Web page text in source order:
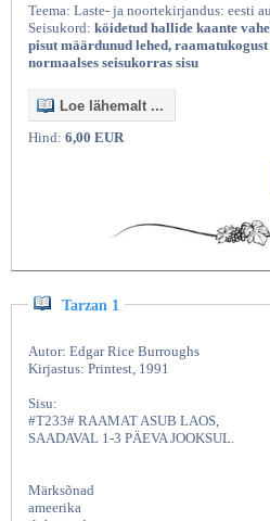
Teema: Laste- ja noortekirjandus: eesti
Seisukord: köidetud hallide kaante
pisut määrdunud lehed,
normaalses seisukorras sisu
Loe lähemalt ...
Hind: 6,00 EUR
Tarzan 1
Autor: Edgar Rice Burroughs
Kirjastus: Printest, 1991
Sisu:
#T233# RAAMAT ASUB LAOS,
SAADAVAL 1-3 PÄEVA JOOKSUL.
Märksõnad
ameerika